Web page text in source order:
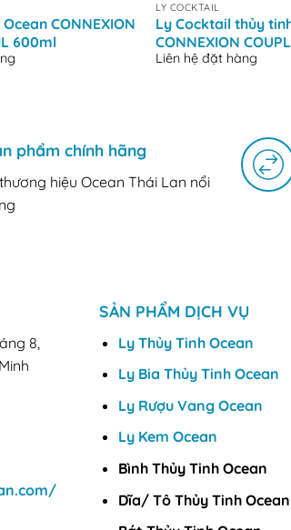
CONNEXION
600ml
LY COCKTAIL
Ly Cocktail thủy
CONNEXION
Liên hệ đặt hàng
phẩm chính hãng
hiệu Ocean Thái Lan nổi
8,
SẢN PHẨM DỊCH VỤ
Ly Thủy Tinh Ocean
Ly Bia Thủy Tinh Ocean
Ly Rượu Vang Ocean
Ly Kem Ocean
Bình Thủy Tinh Ocean
Dĩa/ Tô Thủy Tinh Ocean